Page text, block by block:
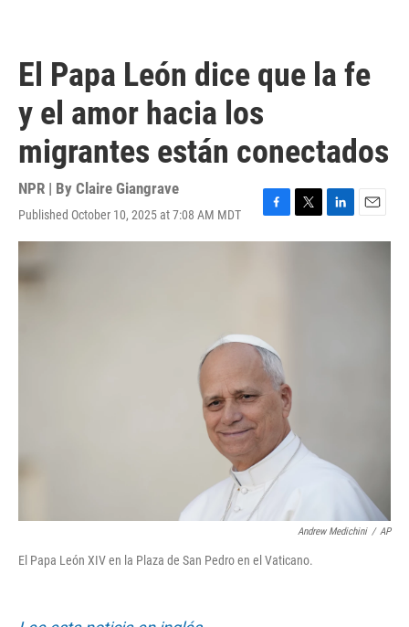
El Papa León dice que la fe
y el amor hacia los
migrantes están conectados
NPR | By Claire Giangrave
Published October 10, 2025 at 7:08 AM MDT
F
a
k
T
w
L
i
E
m
Andrew Medichini / AP
El Papa León XIV en la Plaza de San Pedro en el Vaticano.